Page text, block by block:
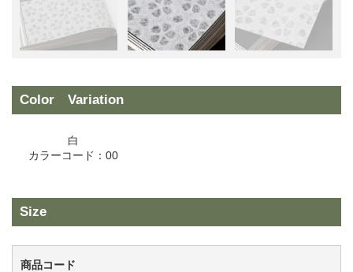
Color Variation
白
カラーコード：00
Size
商品コード